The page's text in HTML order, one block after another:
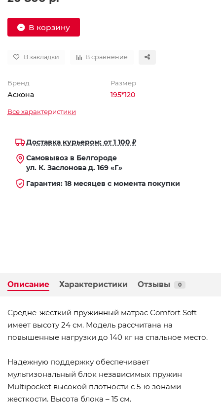
В корзину
В закладки В сравнение
Бренд
Аскона
Размер
195*120
Все характеристики
Доставка курьером: от 1 100 ₽
Самовывоз в Белгороде
ул. К. Заслонова д. 169 «Г»
Гарантия: 18 месяцев с момента покупки
Описание Характеристики Отзывы 0
Средне-жесткий пружинный матрас Comfort Soft
имеет высоту 24 см. Модель рассчитана на
повышенные нагрузки до 140 кг на спальное место.
Надежную поддержку обеспечивает
мультизональный блок независимых пружин
Multipocket высокой плотности с 5-ю зонами
жесткости. Высота блока – 15 см.